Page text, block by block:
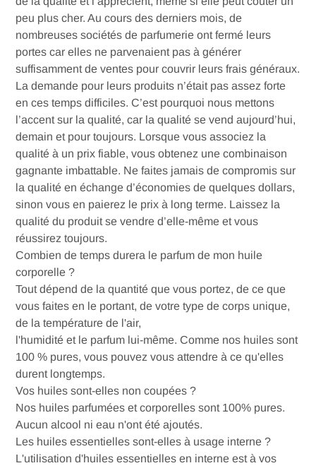
peu plus cher. Au cours des derniers mois, de
nombreuses sociétés de parfumerie ont fermé leurs
portes car elles ne parvenaient pas à générer
suffisamment de ventes pour couvrir leurs frais généraux.
La demande pour leurs produits n’était pas assez forte
en ces temps difficiles. C’est pourquoi nous mettons
l’accent sur la qualité, car la qualité se vend aujourd’hui,
demain et pour toujours. Lorsque vous associez la
qualité à un prix fiable, vous obtenez une combinaison
gagnante imbattable. Ne faites jamais de compromis sur
la qualité en échange d’économies de quelques dollars,
sinon vous en paierez le prix à long terme. Laissez la
qualité du produit se vendre d’elle-même et vous
réussirez toujours.
Combien de temps durera le parfum de mon huile
corporelle ?
Tout dépend de la quantité que vous portez, de ce que
vous faites en le portant, de votre type de corps unique,
de la température de l'air,
l'humidité et le parfum lui-même. Comme nos huiles sont
100 % pures, vous pouvez vous attendre à ce qu'elles
durent longtemps.
Vos huiles sont-elles non coupées ?
Nos huiles parfumées et corporelles sont 100% pures.
Aucun alcool ni eau n'ont été ajoutés.
Les huiles essentielles sont-elles à usage interne ?
L'utilisation d'huiles essentielles en interne est à vos